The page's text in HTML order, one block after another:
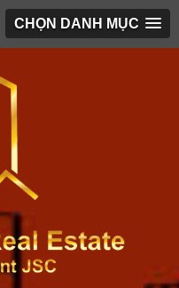
CHỌN DANH MỤC